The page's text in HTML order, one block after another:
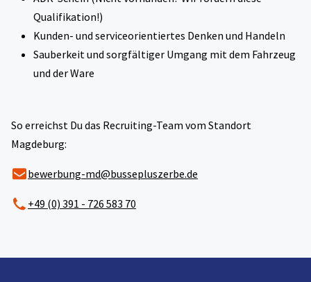
Qualifikation!)
Kunden- und serviceorientiertes Denken und Handeln
Sauberkeit und sorgfältiger Umgang mit dem Fahrzeug
und der Ware
So erreichst Du das Recruiting-Team vom Standort
Magdeburg:
bewerbung-md@bussepluszerbe.de
+49 (0) 391 - 726 583 70